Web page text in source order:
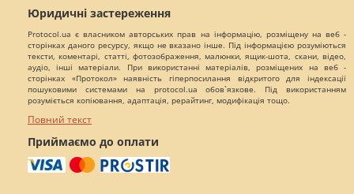
Юридичні застереження
Protocol.ua є власником авторських прав на інформацію, розміщену на веб -
сторінках даного ресурсу, якщо не вказано інше. Під інформацією розуміються
тексти, коментарі, статті, фотозображення, малюнки, ящик-шота, скани, відео,
аудіо, інші матеріали. При використанні матеріалів, розміщених на веб -
сторінках «Протокол» наявність гіперпосилання відкритого для індексації
пошуковими системами на protocol.ua обов`язкове. Під використанням
розуміється копіювання, адаптація, рерайтинг, модифікація тощо.
Повний текст
Приймаємо до оплати